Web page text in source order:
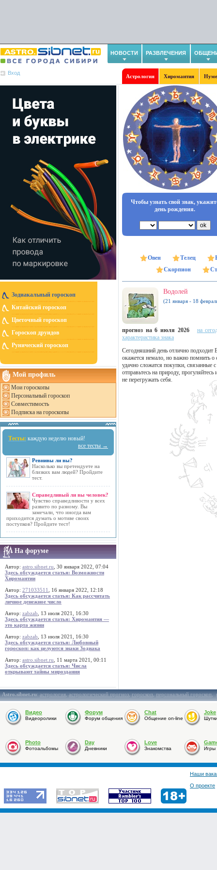
НОВОСТИ РАЗВЛЕЧЕНИЯ
Вход
Астрология Хиромантия
Зодиакальный гороскоп
Китайский гороскоп
Цветочный гороскоп
Гороскоп друидов
Рунический гороскоп
Мой профиль
Мои гороскопы
Персональный гороскоп
Совместимость
Подписка на гороскопы
Тесты: каждую неделю новый!
все тесты →
Ревнивы ли вы?
Насколько вы претендуете на
близких вам людей? Пройдите
тест.
Справедливый ли вы человек?
Чувство справедливости у всех
развито по разному. Вы
замечали, что иногда вам
приходится думать о мотиве своих
поступков? Пройдите тест!
На форуме
Автор: astro.sibnet.ru , 30 января 2022, 07:04
Здесь обсуждается статья: Возможности
Хиромантии
Автор: 271033511
, 16 января 2022, 12:18
Здесь обсуждается статья: Как рассчитать
личное денежное число
Автор: zabzab , 13 июля 2021, 16:30
Здесь обсуждается статья: Хиромантия —
это карта жизни
Автор: zabzab , 13 июля 2021, 16:30
Здесь обсуждается статья: Любовный
гороскоп: как целуются знаки Зодиака
Автор: astro.sibnet.ru , 11 марта 2021, 00:11
Здесь обсуждается статья: Числа
открывают тайны мироздания
Чтобы узнать свой знак,
день рождения.
Овен Телец
Скорпион
Водолей
(21 января - 18
прогноз на 6 июля 2026
на
характеристика знака
Сегодняшний день отлично подходит
окажется немало, но важно помнить о
удачно сложатся покупки, связанные
отправьтесь на природу,
не перегружать себя.
Astro.sibnet.ru:астрология,астрологический прогноз,гороскоп,персональный гороскоп,
Видео
Видеоролики
Форум
Форум общения
Chat
Общение on-line
Joke
Photo
Фотоальбомы
Day
Дневники
Love
Знакомства Игры
Наши
О проекте